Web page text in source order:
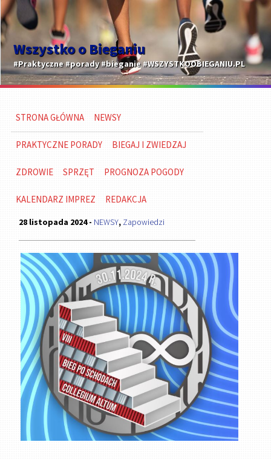
Wszystko o Bieganiu
#Praktyczne #porady #bieganie #WSZYSTKOOBIEGANIU.PL
STRONA GŁÓWNA NEWSY
PRAKTYCZNE PORADY BIEGAJ I ZWIEDZAJ
ZDROWIE SPRZĘT PROGNOZA POGODY
KALENDARZ IMPREZ REDAKCJA
28 listopada 2024 - NEWSY, Zapowiedzi